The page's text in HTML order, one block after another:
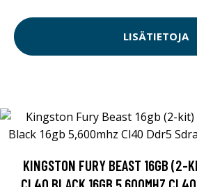
LISÄTIETOJA
KINGSTON FURY BEAST 16GB (2-